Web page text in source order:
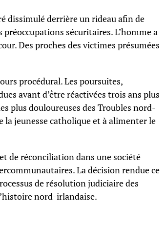
dissimulé derrière un rideau afin de
sécuritaires. L’homme a
Des proches des victimes présumées
procédural. Les poursuites,
avant d’être réactivées trois ans plus
plus douloureuses des Troubles nord-
jeunesse catholique et à alimenter le
de réconciliation dans une société
La décision rendue ce
de résolution judiciaire des
nord-irlandaise.